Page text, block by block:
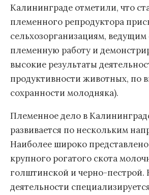
Калининграде отметили, что
племенного репродуктора
сельхозорганизациям,
племенную работу и
высокие результаты
продуктивности животных, по
сохранности молодняка).
Племенное дело в
развивается по нескольким
Наиболее широко
крупного рогатого скота
голштинской и черно-пестрой.
деятельности